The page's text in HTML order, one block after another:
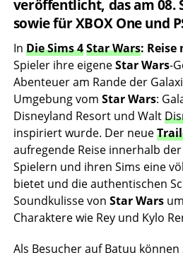
veröffentlicht, das am 08.
sowie für XBOX One und
In Die Sims 4Star Wars: Reise
Spieler ihre eigeneStar Wars-
Abenteuer am Rande der
Umgebung vom Star Wars:
Disneyland Resort und Walt
inspiriert wurde. Der neue
aufregende Reise innerhalb
Spielern und ihren Sims eine
bietet und die authentischen
Soundkulisse von Star Wars
Charaktere wie Rey und Kylo
Als Besucher auf Batuu können